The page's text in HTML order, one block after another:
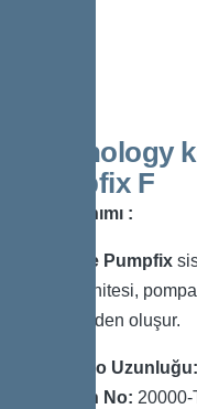
Technology
Pumpfix F
Ürün Tanımı :
Ecolift ve Pumpfix
Kontrol ünitesi,
sensöründen oluşur.
Kablo Uzunluğu:
Ürün No: 20000-